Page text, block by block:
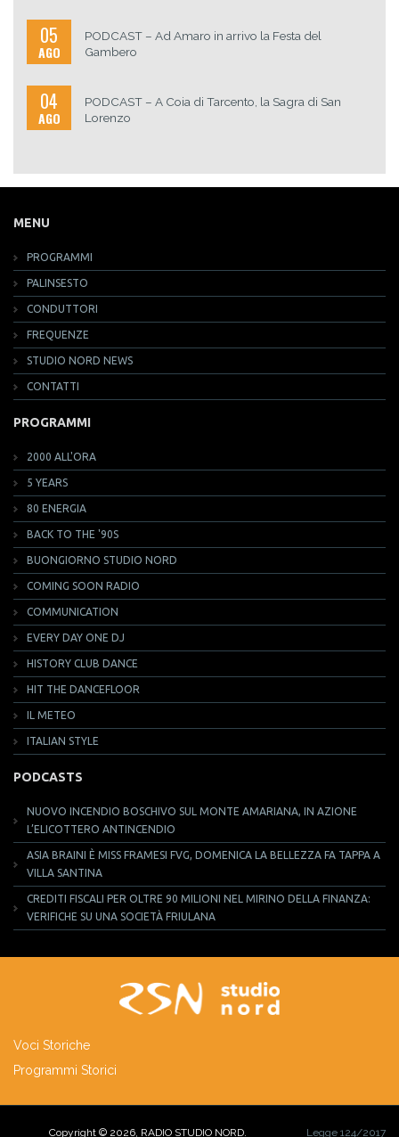
05
AGO
PODCAST – Ad Amaro in arrivo la Festa del
Gambero
04
AGO
PODCAST – A Coia di Tarcento, la Sagra di San
Lorenzo
MENU
PROGRAMMI
PALINSESTO
CONDUTTORI
FREQUENZE
STUDIO NORD NEWS
CONTATTI
PROGRAMMI
2000 ALL'ORA
5 YEARS
80 ENERGIA
BACK TO THE '90S
BUONGIORNO STUDIO NORD
COMING SOON RADIO
COMMUNICATION
EVERY DAY ONE DJ
HISTORY CLUB DANCE
HIT THE DANCEFLOOR
IL METEO
ITALIAN STYLE
PODCASTS
NUOVO INCENDIO BOSCHIVO SUL MONTE AMARIANA, IN AZIONE
L’ELICOTTERO ANTINCENDIO
ASIA BRAINI È MISS FRAMESI FVG, DOMENICA LA BELLEZZA FA TAPPA A
VILLA SANTINA
CREDITI FISCALI PER OLTRE 90 MILIONI NEL MIRINO DELLA FINANZA:
VERIFICHE SU UNA SOCIETÀ FRIULANA
Voci Storiche
Programmi Storici
Copyright © 2026, RADIO STUDIO NORD. Legge 124/2017